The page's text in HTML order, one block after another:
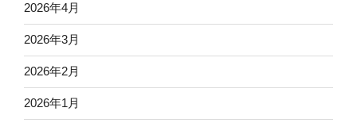
2026年4月
2026年3月
2026年2月
2026年1月